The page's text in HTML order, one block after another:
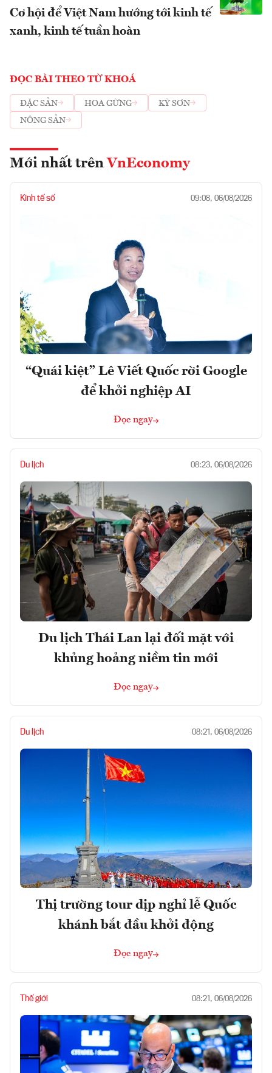
Cơ hội để Việt Nam hướng tới kinh tế
xanh, kinh tế tuần hoàn
ĐỌC BÀI THEO TỪ KHOÁ
ĐẶC SẢN HOA GỪNG
KỲ SƠN
NÔNG SẢN
Mới nhất trên VnEconomy
Kinh tế số 09:08, 06/08/2026
“Quái kiệt” Lê Viết Quốc rời Google
để khởi nghiệp AI
Đọc ngay
Du lịch 08:23, 06/08/2026
Du lịch Thái Lan lại đối mặt với
khủng hoảng niềm tin mới
Đọc ngay
Du lịch 08:21, 06/08/2026
Thị trường tour dịp nghỉ lễ Quốc
khánh bắt đầu khởi động
Đọc ngay
Thế giới 08:21, 06/08/2026